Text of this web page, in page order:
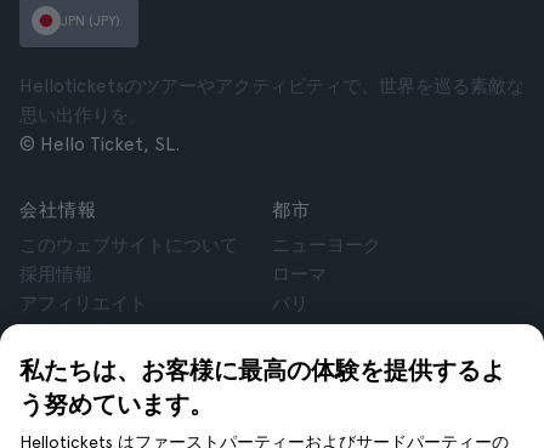
私たちは、お客様に最高の体験を提供するよ
う努めています。
Hellotickets はファーストパーティーおよびサードパーティーの
JPN (JPY)
Helloticketsのツアーやアクティビティで、世界を巡る素敵な
思い出作りを。
© Hello Ticket, SL.
会社情報
このウェブサイトについて
採用情報
アフィリエイト
個人情報保護方針
利用規約
法律相談
都市
ニューヨーク
ローマ
パリ
グラナダ